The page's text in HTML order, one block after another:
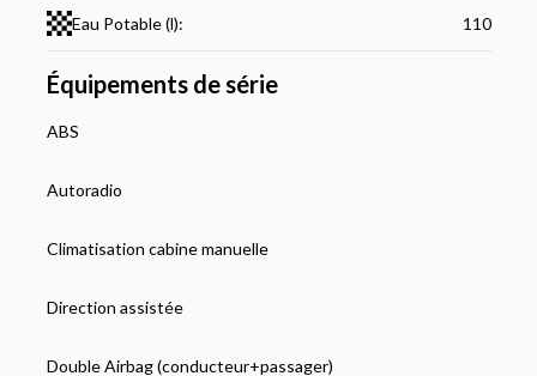
Eau Potable (l): 110
Équipements de série
ABS
Autoradio
Climatisation cabine manuelle
Direction assistée
Double Airbag (conducteur+passager)